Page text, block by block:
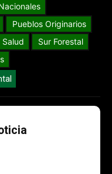
Pueblos Originarios
Salud
Sur Forestal